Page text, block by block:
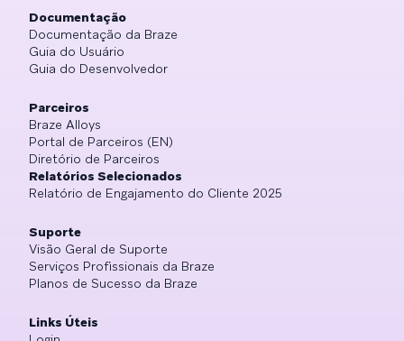
Documentação
Documentação da Braze
Guia do Usuário
Guia do Desenvolvedor
Parceiros
Braze Alloys
Portal de Parceiros (EN)
Diretório de Parceiros
Relatórios Selecionados
Relatório de Engajamento do Cliente 2025
Suporte
Visão Geral de Suporte
Serviços Profissionais da Braze
Planos de Sucesso da Braze
Links Úteis